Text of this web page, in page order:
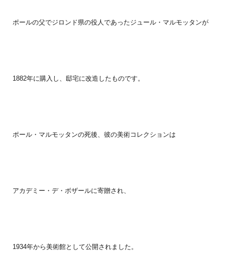
ポールの父でジロンド県の役人であったジュール・マルモッタンが
1882年に購入し、邸宅に改造したものです。
ポール・マルモッタンの死後、彼の美術コレクションは
アカデミー・デ・ボザールに寄贈され、
1934年から美術館として公開されました。